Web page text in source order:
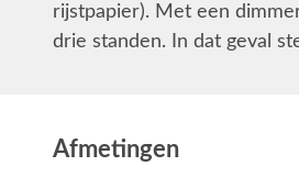
rijstpapier). Met een
drie standen. In dat geval
Afmetingen